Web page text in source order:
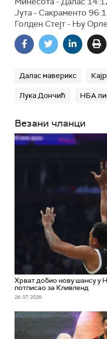
Јута - Сакраменто
Голден Стејт - Њу
Далас маверикс
Лука Дончић НБА
Везани чланци
Хрват добио нову шансу у
потписао за Кливленд
26. 07. 2026.